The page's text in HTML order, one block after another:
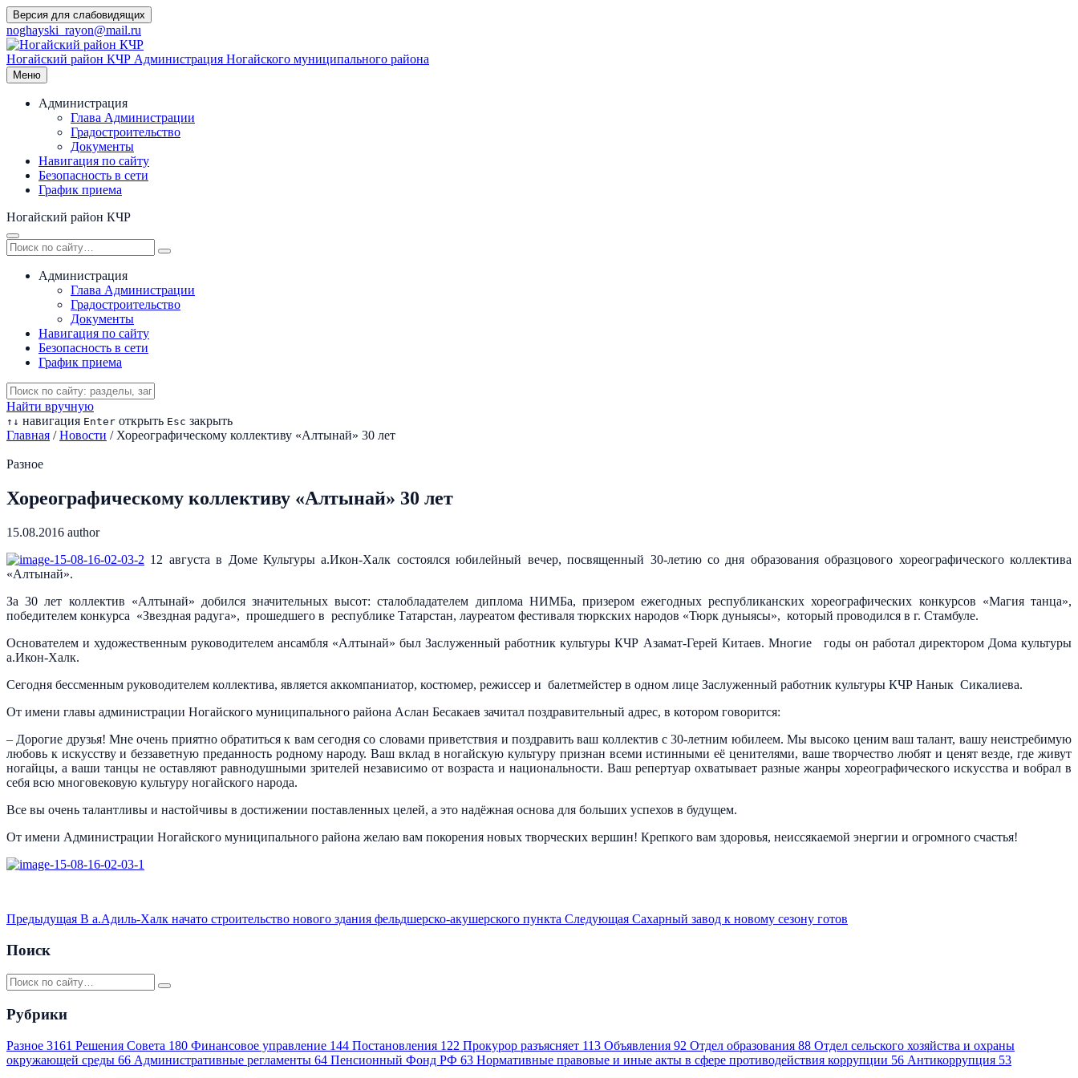
Перейти
к
содержимому
Версия для слабовидящих
noghayski_rayon@mail.ru
Ногайский район КЧР Администрация Ногайского муниципального района
Меню
Администрация
Глава Администрации
Градостроительство
Документы
Навигация по сайту
Безопасность в сети
График приема
Ногайский район КЧР
Администрация
Глава Администрации
Градостроительство
Документы
Навигация по сайту
Безопасность в сети
График приема
Найти вручную
↑ ↓ навигация Enter открыть Esc закрыть
Главная / Новости / Хореографическому коллективу «Алтынай» 30 лет
Разное
Хореографическому коллективу «Алтынай» 30 лет
15.08.2016 author
12 августа в Доме Культуры а.Икон-Халк состоялся юбилейный вечер, посвященный 30-летию со дня образования образцового хореографического коллектива
«Алтынай».
За 30 лет коллектив «Алтынай» добился значительных высот: сталобладателем диплома НИМБа, призером ежегодных республиканских хореографических конкурсов «Магия танца»,
победителем конкурса «Звездная радуга», прошедшего в республике Татарстан, лауреатом фестиваля тюркских народов «Тюрк дуныясы», который проводился в г. Стамбуле.
Основателем и художественным руководителем ансамбля «Алтынай» был Заслуженный работник культуры КЧР Азамат-Герей Китаев. Многие годы он работал директором Дома культуры
а.Икон-Халк.
Сегодня бессменным руководителем коллектива, является аккомпаниатор, костюмер, режиссер и балетмейстер в одном лице Заслуженный работник культуры КЧР Нанык Сикалиева.
От имени главы администрации Ногайского муниципального района Аслан Бесакаев зачитал поздравительный адрес, в котором говорится:
– Дорогие друзья! Мне очень приятно обратиться к вам сегодня со словами приветствия и поздравить ваш коллектив с 30-летним юбилеем. Мы высоко ценим ваш талант, вашу неистребимую
любовь к искусству и беззаветную преданность родному народу. Ваш вклад в ногайскую культуру признан всеми истинными её ценителями, ваше творчество любят и ценят везде, где живут
ногайцы, а ваши танцы не оставляют равнодушными зрителей независимо от возраста и национальности. Ваш репертуар охватывает разные жанры хореографического искусства и вобрал в
себя всю многовековую культуру ногайского народа.
Все вы очень талантливы и настойчивы в достижении поставленных целей, а это надёжная основа для больших успехов в будущем.
От имени Администрации Ногайского муниципального района желаю вам покорения новых творческих вершин! Крепкого вам здоровья, неиссякаемой энергии и огромного счастья!
Предыдущая В а.Адиль-Халк начато строительство нового здания фельдшерско-акушерского пункта Следующая Сахарный завод к новому сезону готов
Поиск
Рубрики
Разное 3161 Решения Совета 180 Финансовое управление 144 Постановления 122 Прокурор разъясняет 113 Объявления 92 Отдел образования 88 Отдел сельского хозяйства и охраны
окружающей среды 66 Административные регламенты 64 Пенсионный Фонд РФ 63 Нормативные правовые и иные акты в сфере противодействия коррупции 56 Антикоррупция 53